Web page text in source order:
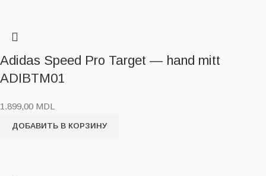
Adidas Speed Pro Target — hand mitt
ADIBTM01
1.899,00 MDL
ДОБАВИТЬ В КОРЗИНУ